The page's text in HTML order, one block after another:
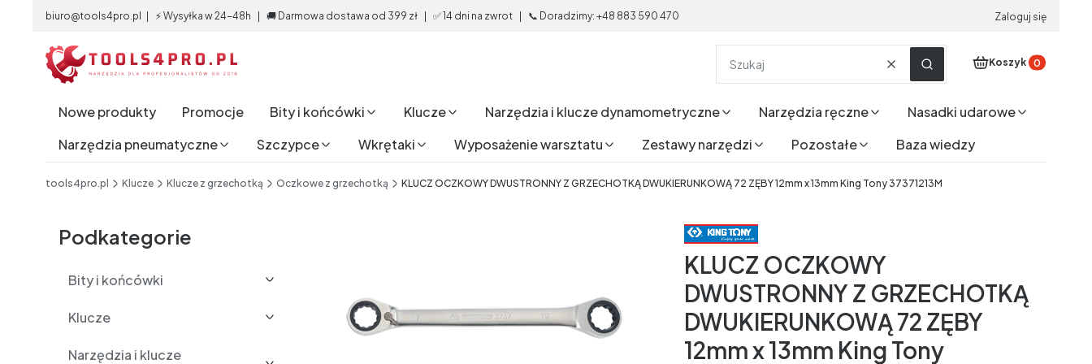
biuro@tools4pro.pl | ⚡ Wysyłka w 24-48h | 🚚 Darmowa dostawa od 399 zł | ✅ 14 dni na zwrot | 📞 Doradzimy: +48 883 590 470 Zaloguj się
WyczyśćSzukaj
Produkty w
Koszyk
Nowe produkty Promocje Bity i końcówki Klucze Narzędzia i klucze dynamometryczne Narzędzia ręczne
Nasadki udarowe
Narzędzia pneumatyczne
Szczypce Wkrętaki Wyposażenie warsztatu Zestawy narzędzi Pozostałe
Baza wiedzy
tools4pro.pl Klucze Klucze z grzechotką Oczkowe z grzechotką KLUCZ OCZKOWY DWUSTRONNY Z GRZECHOTKĄ DWUKIERUNKOWĄ 72 ZĘBY 12mm x 13mm King Tony 37371213M
Podkategorie
Bity i końcówki
Klucze
Narzędzia i klucze
KLUCZ OCZKOWY
DWUSTRONNY Z GRZECHOTKĄ
DWUKIERUNKOWĄ 72 ZĘBY
12mm x 13mm King Tony